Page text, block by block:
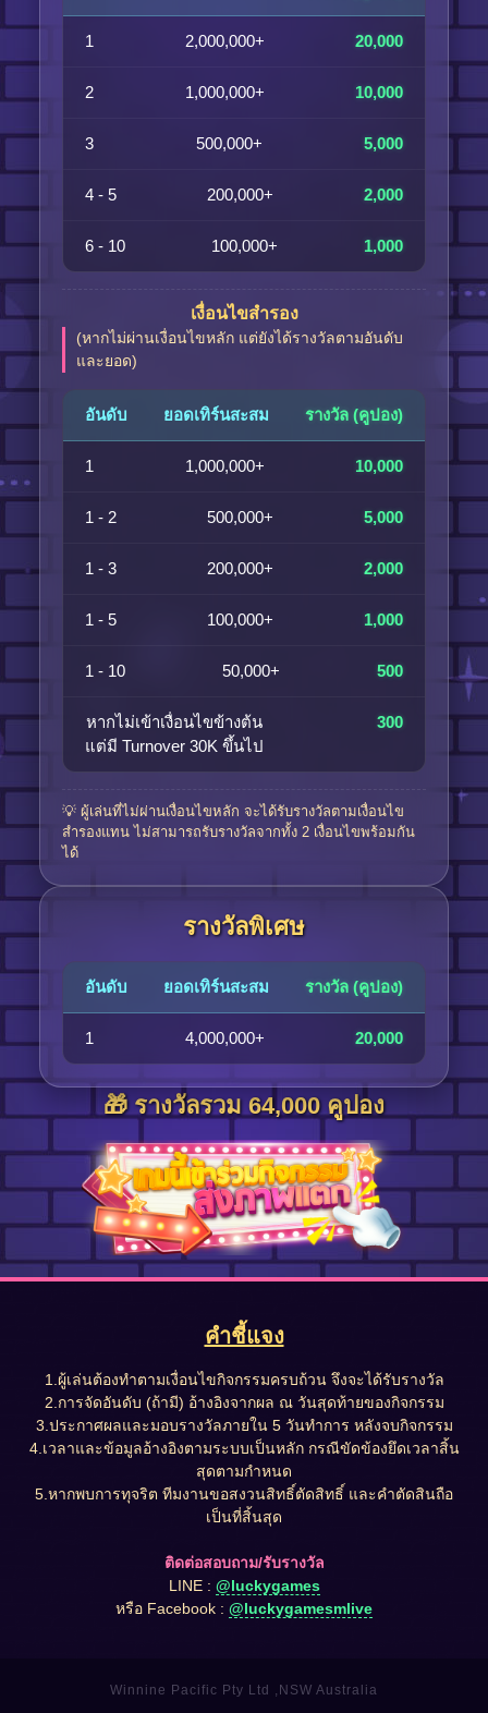
1 2,000,000+ 20,000
2 1,000,000+ 10,000
3 500,000+ 5,000
4 - 5 200,000+ 2,000
6 - 10 100,000+ 1,000
เงื่อนไขสำรอง
(หากไม่ผ่านเงื่อนไขหลัก แต่ยังได้รางวัลตามอันดับ
และยอด)
อันดับ ยอดเทิร์นสะสม รางวัล (คูปอง)
1 1,000,000+ 10,000
1 - 2 500,000+ 5,000
1 - 3 200,000+ 2,000
1 - 5 100,000+ 1,000
1 - 10 50,000+ 500
หากไม่เข้าเงื่อนไขข้างต้น
แต่มี Turnover 30K ขึ้นไป
300
💡 ผู้เล่นที่ไม่ผ่านเงื่อนไขหลัก จะได้รับรางวัลตามเงื่อนไข
สำรองแทน ไม่สามารถรับรางวัลจากทั้ง 2 เงื่อนไขพร้อมกัน
ได้
รางวัลพิเศษ
อันดับ ยอดเทิร์นสะสม รางวัล (คูปอง)
1 4,000,000+ 20,000
🎁 รางวัลรวม 64,000 คูปอง
คำชี้แจง
1.ผู้เล่นต้องทำตามเงื่อนไขกิจกรรมครบถ้วน จึงจะได้รับรางวัล
2.การจัดอันดับ (ถ้ามี) อ้างอิงจากผล ณ วันสุดท้ายของกิจกรรม
3.ประกาศผลและมอบรางวัลภายใน 5 วันทำการ หลังจบกิจกรรม
4.เวลาและข้อมูลอ้างอิงตามระบบเป็นหลัก กรณีขัดข้องยึดเวลาสิ้น
สุดตามกำหนด
5.หากพบการทุจริต ทีมงานขอสงวนสิทธิ์ตัดสิทธิ์ และคำตัดสินถือ
เป็นที่สิ้นสุด
ติดต่อสอบถาม/รับรางวัล
LINE : @luckygames
หรือ Facebook : @luckygamesmlive
Winnine Pacific Pty Ltd ,NSW Australia